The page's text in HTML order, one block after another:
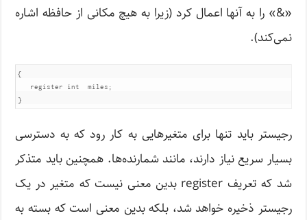
«&» را به آنها اعمال کرد (زیرا به هیچ مکانی از حافظه اشاره
نمی‌کند).
{
   register int  miles;
}
رجیستر باید تنها برای متغیرهایی به کار رود که به دسترسی
بسیار سریع نیاز دارند، مانند شمارنده‌ها. همچنین باید متذکر
شد که تعریف register بدین معنی نیست که متغیر در یک
رجیستر ذخیره خواهد شد، بلکه بدین معنی است که بسته به